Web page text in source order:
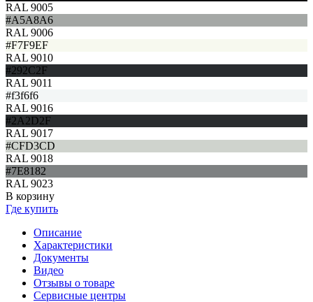
RAL 9005
#A5A8A6
RAL 9006
#F7F9EF
RAL 9010
#292C2F
RAL 9011
#f3f6f6
RAL 9016
#2A2D2F
RAL 9017
#CFD3CD
RAL 9018
#7E8182
RAL 9023
В корзину
Где купить
Описание
Характеристики
Документы
Видео
Отзывы о товаре
Сервисные центры